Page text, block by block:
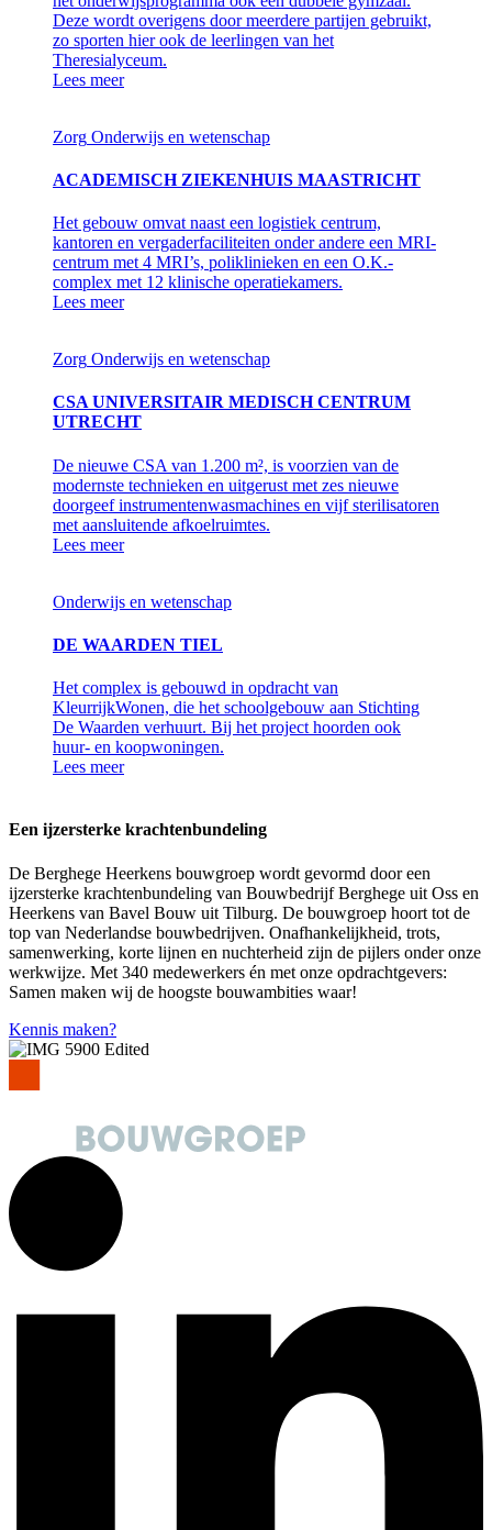
Deze wordt overigens door meerdere partijen gebruikt,
zo sporten hier ook de leerlingen van het
Theresialyceum.
Lees meer
Zorg Onderwijs en wetenschap
ACADEMISCH ZIEKENHUIS MAASTRICHT
Het gebouw omvat naast een logistiek centrum,
kantoren en vergaderfaciliteiten onder andere een MRI-
centrum met 4 MRI’s, poliklinieken en een O.K.-
complex met 12 klinische operatiekamers.
Lees meer
Zorg Onderwijs en wetenschap
CSA UNIVERSITAIR MEDISCH CENTRUM
UTRECHT
De nieuwe CSA van 1.200 m², is voorzien van de
modernste technieken en uitgerust met zes nieuwe
doorgeef instrumentenwasmachines en vijf sterilisatoren
met aansluitende afkoelruimtes.
Lees meer
Onderwijs en wetenschap
DE WAARDEN TIEL
Het complex is gebouwd in opdracht van
KleurrijkWonen, die het schoolgebouw aan Stichting
De Waarden verhuurt. Bij het project hoorden ook
huur- en koopwoningen.
Lees meer
Een ijzersterke krachtenbundeling
De Berghege Heerkens bouwgroep wordt gevormd door een
ijzersterke krachtenbundeling van Bouwbedrijf Berghege uit Oss en
Heerkens van Bavel Bouw uit Tilburg. De bouwgroep hoort tot de
top van Nederlandse bouwbedrijven. Onafhankelijkheid, trots,
samenwerking, korte lijnen en nuchterheid zijn de pijlers onder onze
werkwijze. Met 340 medewerkers én met onze opdrachtgevers:
Samen maken wij de hoogste bouwambities waar!
Kennis maken?